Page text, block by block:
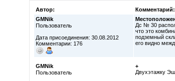
Автор:
Комментарий:
GMNik
Пользователь
Дата присоединения: 30.08.2012
Комментарии: 176
Дс № 30
что это
подземный
его видно
GMNik
Пользователь
+
Двухэтажку